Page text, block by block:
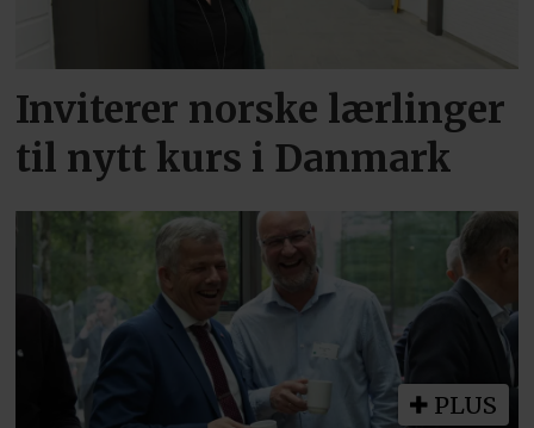
Inviterer norske lærlinger
til nytt kurs i Danmark
PLUS